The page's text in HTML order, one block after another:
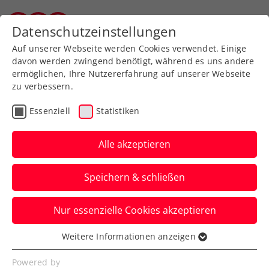
Zurück zur Newsübersicht
ATP
Wimbledon: Keine
Erfolgserlebnisse für
Grabher und Kraus
Österreichs Spitzenspielerinnen erleiden
beim Grand-Slam-Turnier in
Großbritannien ein frühes Aus.
Verfasst von: Manuel Wachta, 24.06.2025
Datenschutzeinstellungen
Auf unserer Webseite werden Cookies verwendet. Einige
davon werden zwingend benötigt, während es uns andere
ermöglichen, Ihre Nutzererfahrung auf unserer Webseite
zu verbessern.
Essenziell Statistiken
Alle akzeptieren
Speichern & schließen
Nur essenzielle Cookies akzeptieren
Essenziell
Essenzielle Cookies werden für grundlegende
Weitere Informationen anzeigen
Powered by